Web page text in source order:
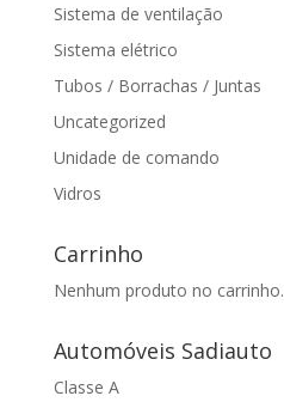
Sistema de ventilação
Sistema elétrico
Tubos / Borrachas / Juntas
Uncategorized
Unidade de comando
Vidros
Carrinho
Nenhum produto no carrinho.
Automóveis Sadiauto
Classe A